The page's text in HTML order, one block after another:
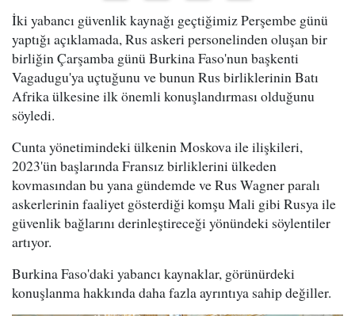
İki yabancı güvenlik kaynağı geçtiğimiz Perşembe günü
yaptığı açıklamada, Rus askeri personelinden oluşan bir
birliğin Çarşamba günü Burkina Faso'nun başkenti
Vagadugu'ya uçtuğunu ve bunun Rus birliklerinin Batı
Afrika ülkesine ilk önemli konuşlandırması olduğunu
söyledi.
Cunta yönetimindeki ülkenin Moskova ile ilişkileri,
2023'ün başlarında Fransız birliklerini ülkeden
kovmasından bu yana gündemde ve Rus Wagner paralı
askerlerinin faaliyet gösterdiği komşu Mali gibi Rusya ile
güvenlik bağlarını derinleştireceği yönündeki söylentiler
artıyor.
Burkina Faso'daki yabancı kaynaklar, görünürdeki
konuşlanma hakkında daha fazla ayrıntıya sahip değiller.